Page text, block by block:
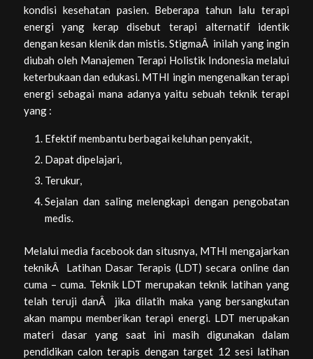
kondisi kesehatan pasien. Beberapa tahun lalu terapi
energi yang kerap disebut terapi alternatif identik
dengan kesan klenik dan mistis. StigmaÂ inilah yang ingin
diubah oleh Manajemen Terapi Holistik Indonesia melalui
keterbukaan dan edukasi. MTHI ingin mengenalkan terapi
energi sebagai mana adanya yaitu sebuah teknik terapi
yang :
Efektif membantu berbagai keluhan penyakit,
Dapat dipelajari,
Terukur,
Sejalan dan saling melengkapi dengan pengobatan
medis.
Melalui media facebook dan situsnya, MTHI mengajarkan
teknikÂ Latihan Dasar Terapis (LDT) secara online dan
cuma – cuma. Teknik LDT merupakan teknik latihan yang
telah teruji danÂ jika dilatih maka yang bersangkutan
akan mampu memberikan terapi energi. LDT merupakan
materi dasar yang saat ini masih digunakan dalam
pendidikan calon terapis dengan target 12 sesi latihan